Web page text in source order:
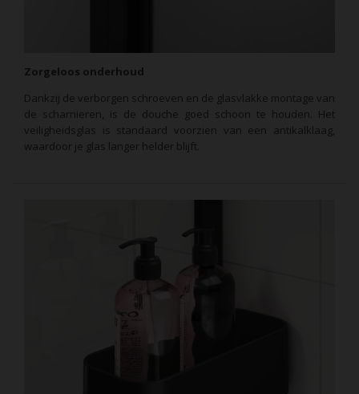
Zorgeloos onderhoud
Dankzij de verborgen schroeven en de glasvlakke montage van
de scharnieren, is de douche goed schoon te houden. Het
veiligheidsglas is standaard voorzien van een antikalklaag,
waardoor je glas langer helder blijft.